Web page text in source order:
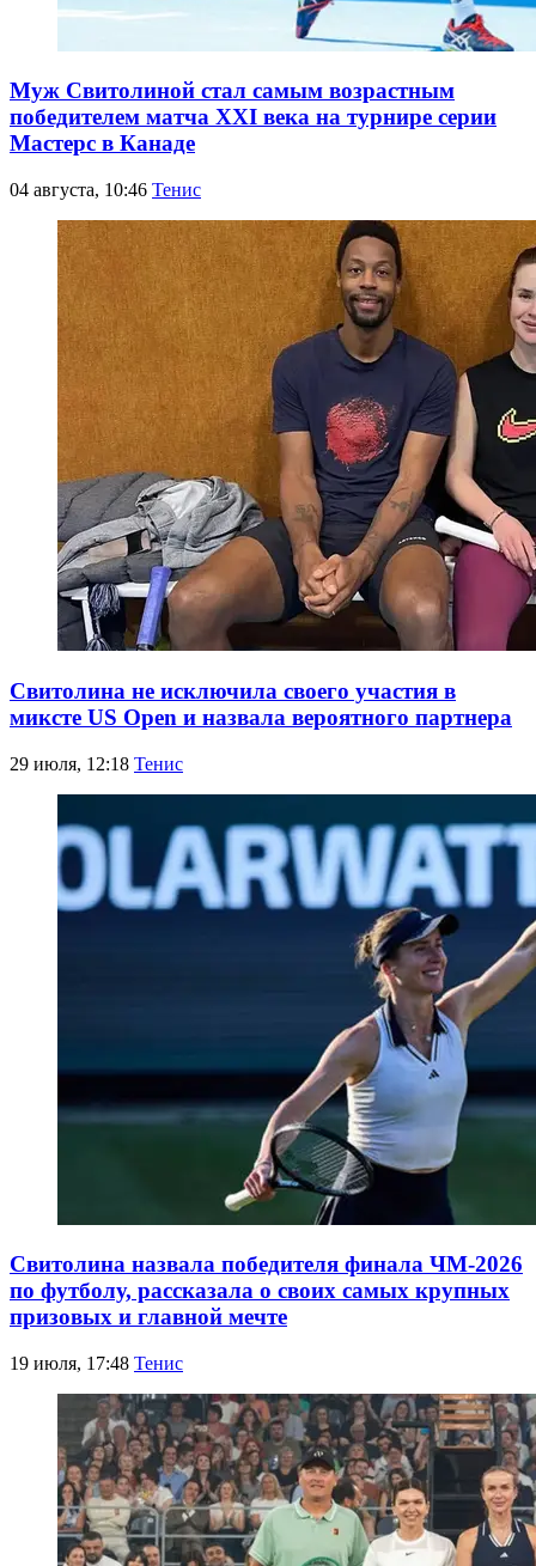
Муж Свитолиной стал самым возрастным
победителем матча XXI века на турнире серии
Мастерс в Канаде
04 августа, 10:46 Тенис
Свитолина не исключила своего участия в
миксте US Open и назвала вероятного партнера
29 июля, 12:18 Тенис
Свитолина назвала победителя финала ЧМ-2026
по футболу, рассказала о своих самых крупных
призовых и главной мечте
19 июля, 17:48 Тенис